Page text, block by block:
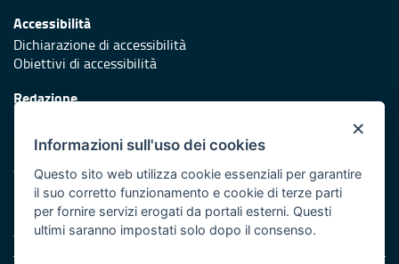
Accessibilità
Dichiarazione di accessibilità
Obiettivi di accessibilità
Redazione
Protezione civile
Vai al sito di Protezione Civile Puglia
Iniziativa finanziata con risorse del POR Puglia 2014/2020 -
Asse XI
×
Informazioni sull'uso dei cookies
Questo sito web utilizza cookie essenziali per garantire
il suo corretto funzionamento e cookie di terze parti
per fornire servizi erogati da portali esterni. Questi
ultimi saranno impostati solo dopo il consenso.